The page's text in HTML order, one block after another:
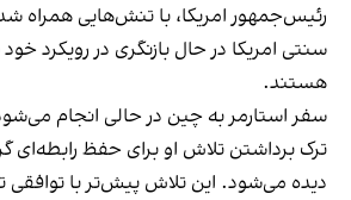
رئیس‌جمهور امریکا، با تنش‌هایی همراه
سنتی امریکا در حال بازنگری در رویکرد
هستند.
سفر استارمر به چین در حالی انجام
ترک برداشتن تلاش او برای حفظ رابطه‌ای
دیده می‌شود. این تلاش پیش‌تر با توافقی